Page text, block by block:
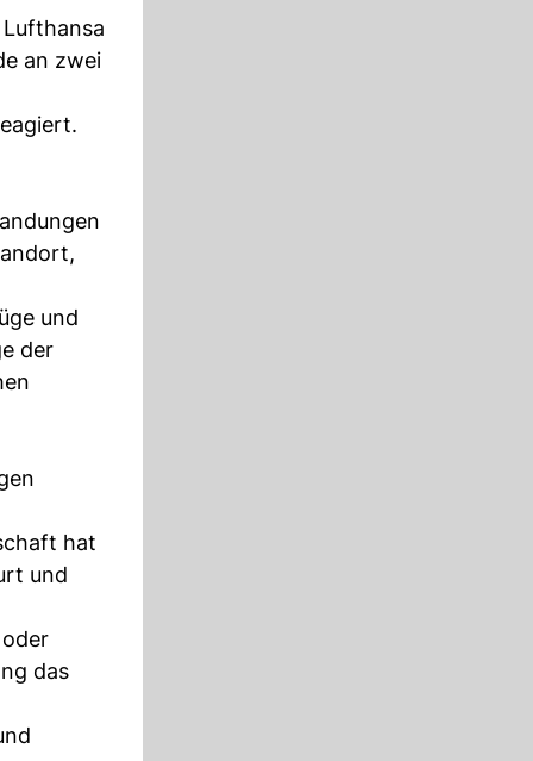
an zwei
und
der
hat
und
das